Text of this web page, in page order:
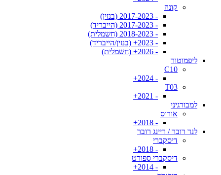
קונה
- 2017-2023 (בנזין)
- 2017-2023 (הייבריד)
- 2018-2023 (חשמלית)
- 2023+ (בנזין/הייבריד)
- 2026+ (חשמלית)
ליפמוטור
C10
- 2024+
T03
- 2021+
למבורגיני
אורוס
- 2018+
לנד רובר / ריינג רובר
דיסקברי
- 2018+
דיסקברי ספורט
- 2014+